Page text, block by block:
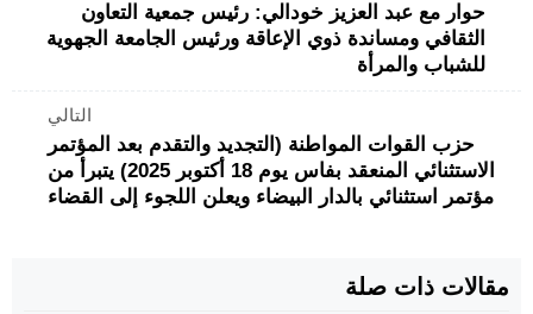
حوار مع عبد العزيز خودالي: رئيس جمعية التعاون
الثقافي ومساندة ذوي الإعاقة ورئيس الجامعة الجهوية
للشباب والمرأة
التالي
حزب القوات المواطنة (التجديد والتقدم بعد المؤتمر
الاستثنائي المنعقد بفاس يوم 18 أكتوبر 2025) يتبرأ من
مؤتمر استثنائي بالدار البيضاء ويعلن اللجوء إلى القضاء
مقالات ذات صلة